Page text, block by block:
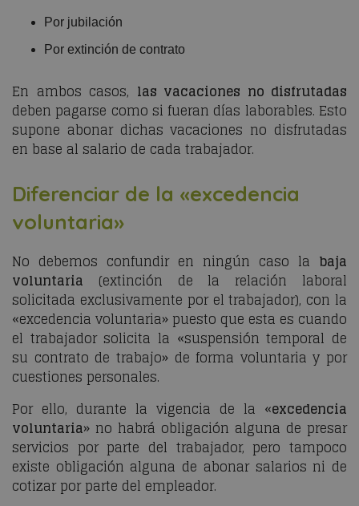
Por jubilación
Por extinción de contrato
En ambos casos, las vacaciones no disfrutadas
deben pagarse como si fueran días laborables. Esto
supone abonar dichas vacaciones no disfrutadas
en base al salario de cada trabajador.
Diferenciar de la «excedencia
voluntaria»
No debemos confundir en ningún caso la baja
voluntaria (extinción de la relación laboral
solicitada exclusivamente por el trabajador), con la
«excedencia voluntaria» puesto que esta es cuando
el trabajador solicita la «suspensión temporal de
su contrato de trabajo» de forma voluntaria y por
cuestiones personales.
Por ello, durante la vigencia de la «excedencia
voluntaria» no habrá obligación alguna de presar
servicios por parte del trabajador, pero tampoco
existe obligación alguna de abonar salarios ni de
cotizar por parte del empleador.